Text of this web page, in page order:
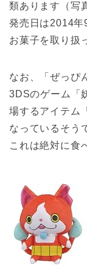
類あります（写
発売日は2014年
お菓子を取り扱
なお、「ぜっぴ
3DSのゲーム「
場するアイテム
なっているそう
これは絶対に食